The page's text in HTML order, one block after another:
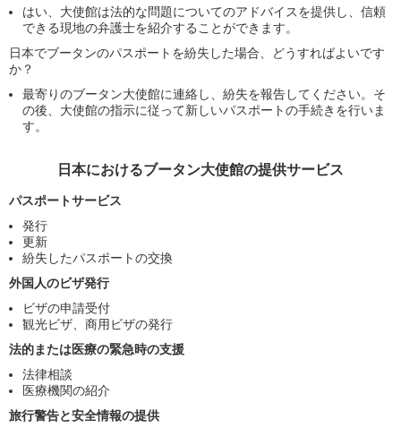
はい、大使館は法的な問題についてのアドバイスを提供し、信頼
できる現地の弁護士を紹介することができます。
日本でブータンのパスポートを紛失した場合、どうすればよいです
か？
最寄りのブータン大使館に連絡し、紛失を報告してください。そ
の後、大使館の指示に従って新しいパスポートの手続きを行いま
す。
日本におけるブータン大使館の提供サービス
パスポートサービス
発行
更新
紛失したパスポートの交換
外国人のビザ発行
ビザの申請受付
観光ビザ、商用ビザの発行
法的または医療の緊急時の支援
法律相談
医療機関の紹介
旅行警告と安全情報の提供